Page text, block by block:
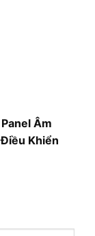
Âm
Khiển